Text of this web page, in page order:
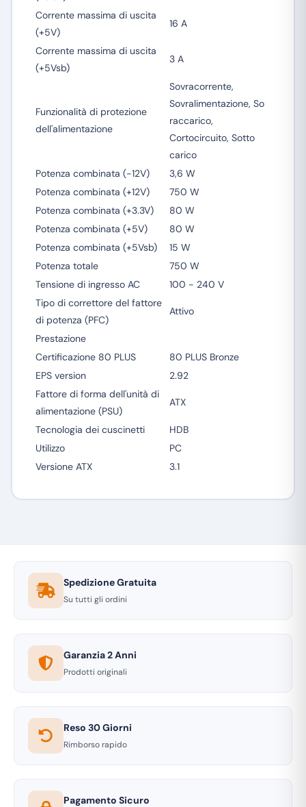
Corrente massima di uscita
(+5V)
16 A
Corrente massima di uscita
(+5Vsb)
3 A
Funzionalità di protezione
dell'alimentazione
Sovracorrente,
Sovralimentazione, So
raccarico,
Cortocircuito, Sotto
carico
Potenza combinata (-12V)
3,6 W
Potenza combinata (+12V)
750 W
Potenza combinata (+3.3V)
80 W
Potenza combinata (+5V)
80 W
Potenza combinata (+5Vsb)
15 W
Potenza totale
750 W
Tensione di ingresso AC
100 - 240 V
Tipo di correttore del fattore
di potenza (PFC)
Attivo
Prestazione
Certificazione 80 PLUS
80 PLUS Bronze
EPS version
2.92
Fattore di forma dell'unità di
alimentazione (PSU)
ATX
Tecnologia dei cuscinetti
HDB
Utilizzo
PC
Versione ATX
3.1
Spedizione Gratuita
Su tutti gli ordini
Garanzia 2 Anni
Prodotti originali
Reso 30 Giorni
Rimborso rapido
Pagamento Sicuro